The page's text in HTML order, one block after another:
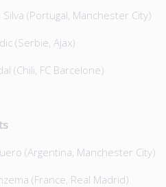
(Portugal, Manchester City)
(Serbie, Ajax)
(Chili, FC Barcelone)
(Argentina, Manchester City)
(France, Real Madrid)